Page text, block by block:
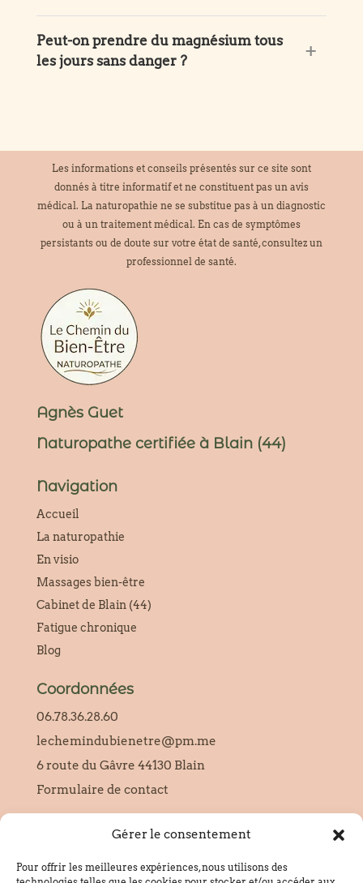
Gérer le consentement
Pour offrir les meilleures expériences, nous utilisons des
Peut-on prendre du magnésium tous
les jours sans danger ?
Les informations et conseils présentés sur ce site sont
donnés à titre informatif et ne constituent pas un avis
médical. La naturopathie ne se substitue pas à un diagnostic
ou à un traitement médical. En cas de symptômes
persistants ou de doute sur votre état de santé, consultez un
professionnel de santé.
Agnès Guet
Naturopathe certifiée à Blain (44)
Navigation
Accueil
La naturopathie
En visio
Massages bien-être
Cabinet de Blain (44)
Fatigue chronique
Blog
Coordonnées
06.78.36.28.60
lechemindubienetre@pm.me
6 route du Gâvre 44130 Blain
Formulaire de contact
95228654000010